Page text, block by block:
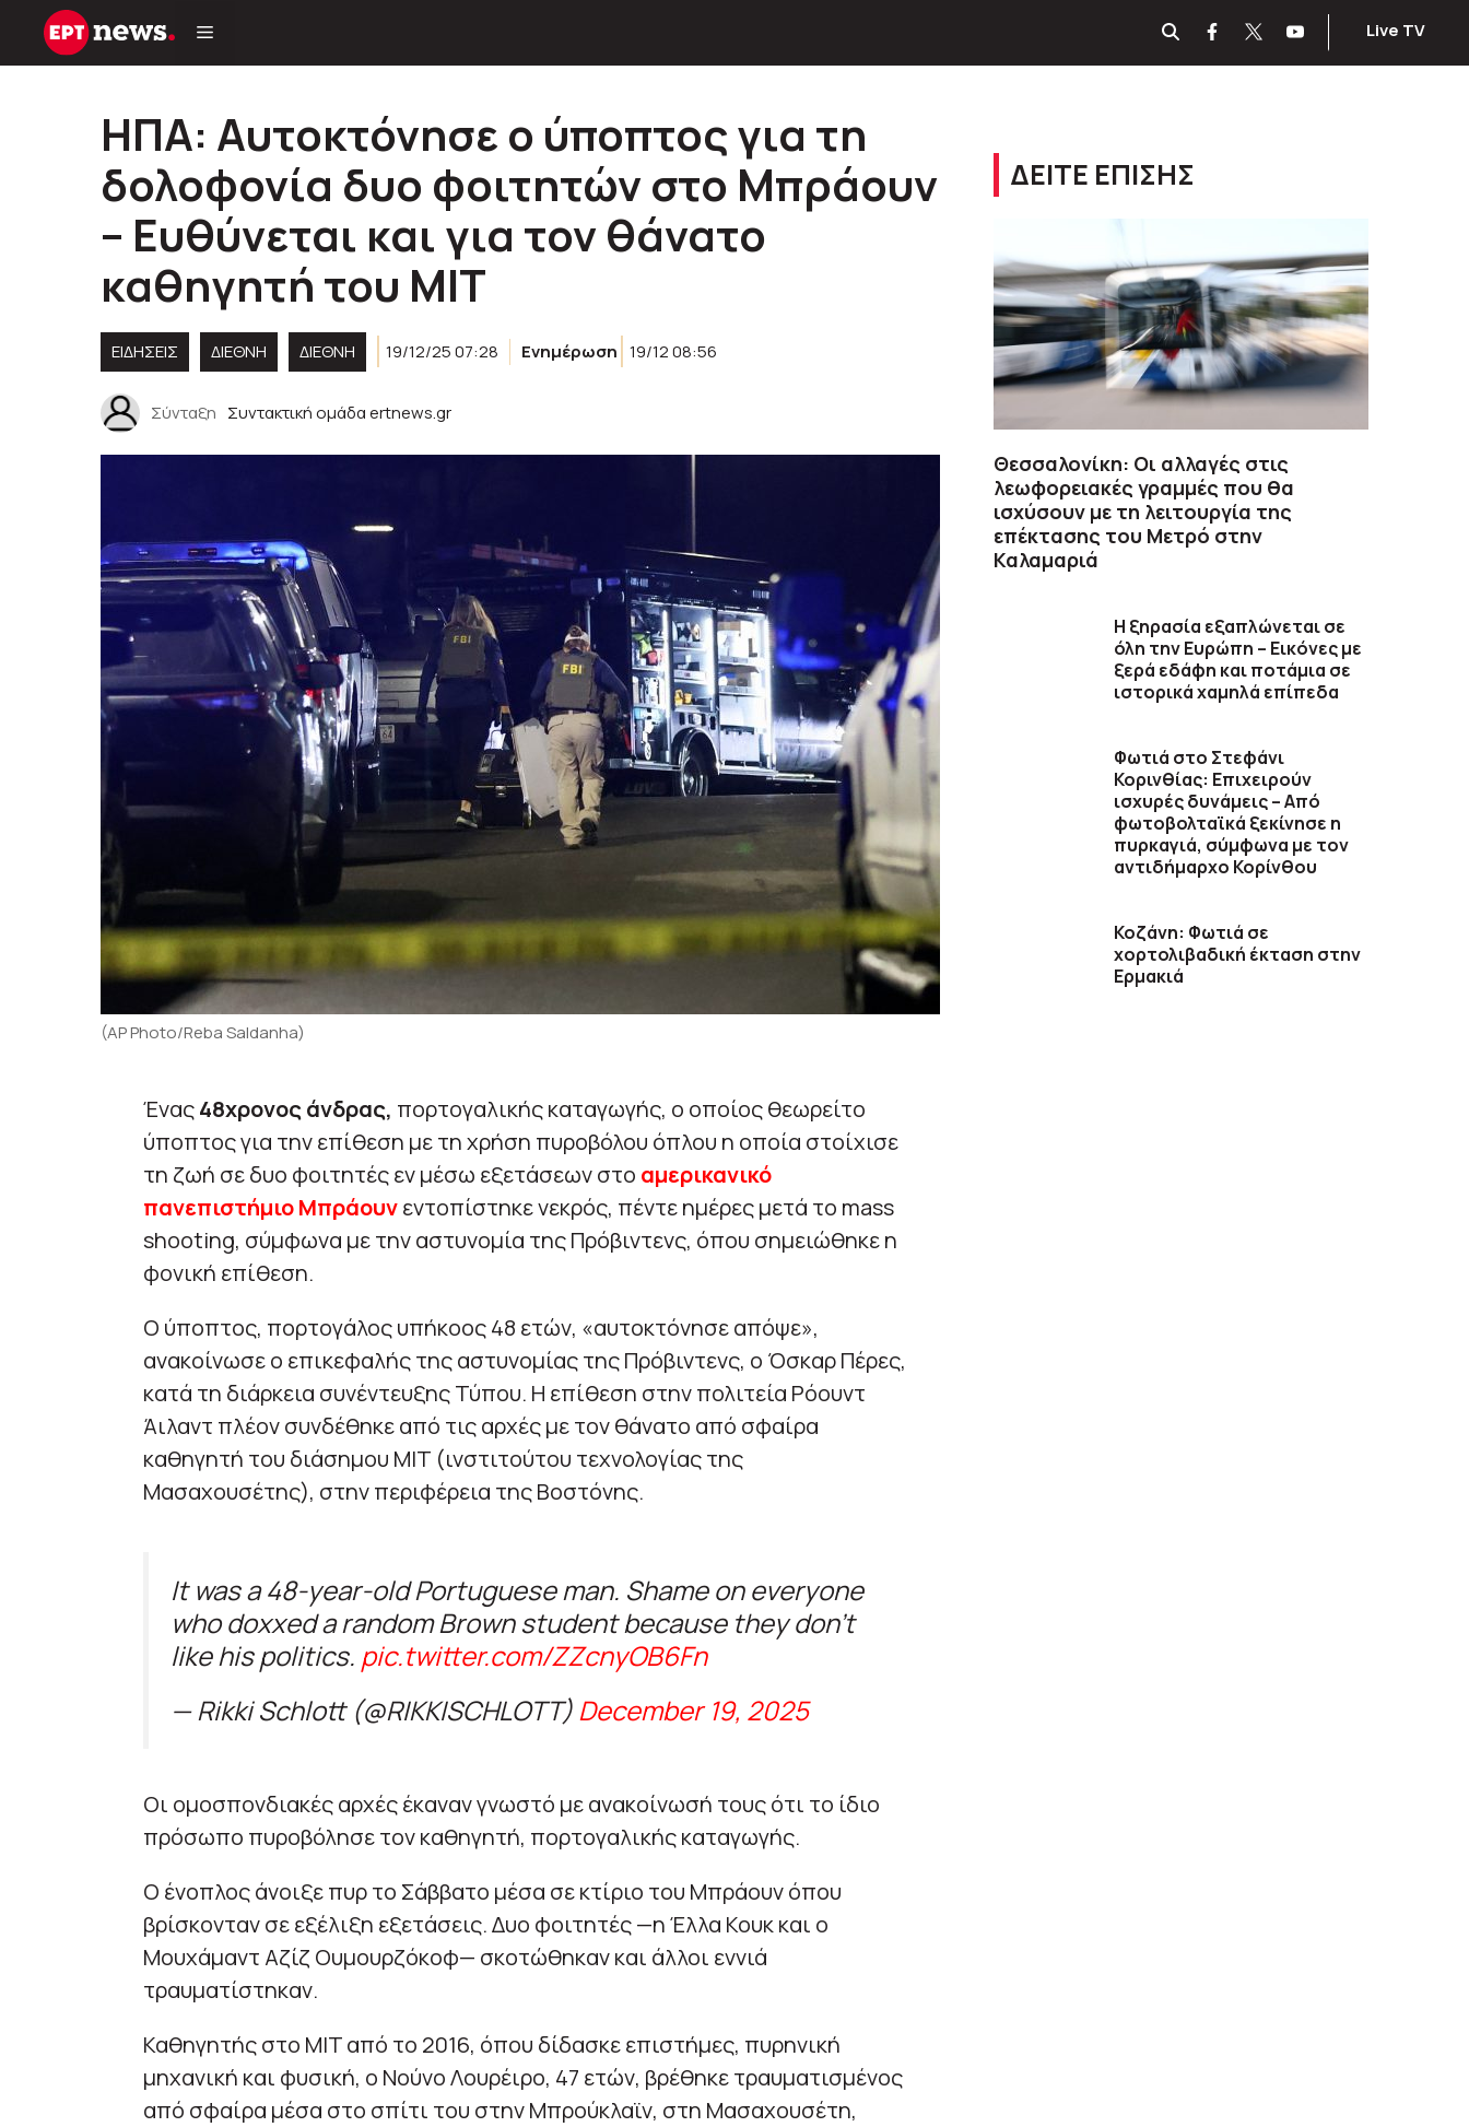
Μετάβαση
Live TV
ΗΠΑ: Αυτοκτόνησε ο ύποπτος για τη
δολοφονία δυο φοιτητών στο Μπράουν
– Eυθύνεται και για τον θάνατο
καθηγητή του ΜΙΤ
ΕΙΔΗΣΕΙΣ ΔΙΕΘΝΗ ΔΙΕΘΝΉ 19/12/25 07:28 Ενημέρωση 19/12 08:56
Σύνταξη Συντακτική ομάδα ertnews.gr
(AP Photo/Reba Saldanha)
Ένας48χρονος άνδρας, πορτογαλικής καταγωγής, ο οποίος θεωρείτο
ύποπτος για την επίθεση με τη χρήση πυροβόλου όπλου η οποία στοίχισε
τη ζωή σε δυο φοιτητές εν μέσω εξετάσεων στο αμερικανικό
πανεπιστήμιο Μπράουνεντοπίστηκε νεκρός, πέντε ημέρες μετά το mass
shooting, σύμφωνα με την αστυνομία της Πρόβιντενς, όπου σημειώθηκε η
φονική επίθεση.
Ο ύποπτος, πορτογάλος υπήκοος 48 ετών, «αυτοκτόνησε απόψε»,
ανακοίνωσε ο επικεφαλής της αστυνομίας της Πρόβιντενς, ο Όσκαρ Πέρες,
κατά τη διάρκεια συνέντευξης Τύπου. Η επίθεση στην πολιτεία Ρόουντ
Άιλαντ πλέον συνδέθηκε από τις αρχές με τον θάνατο από σφαίρα
καθηγητή του διάσημου MIT (ινστιτούτου τεχνολογίας της
Μασαχουσέτης), στην περιφέρεια της Βοστόνης.
It was a 48-year-old Portuguese man. Shame on everyone
who doxxed a random Brown student because they don’t
like his politics. pic.twitter.com/ZZcnyOB6Fn
— Rikki Schlott (@RIKKISCHLOTT)December 19, 2025
Οι ομοσπονδιακές αρχές έκαναν γνωστό με ανακοίνωσή τους ότι το ίδιο
πρόσωπο πυροβόλησε τον καθηγητή, πορτογαλικής καταγωγής.
Ο ένοπλος άνοιξε πυρ το Σάββατο μέσα σε κτίριο του Μπράουν όπου
βρίσκονταν σε εξέλιξη εξετάσεις. Δυο φοιτητές —η Έλλα Κουκ και ο
Μουχάμαντ Αζίζ Ουμουρζόκοφ— σκοτώθηκαν και άλλοι εννιά
τραυματίστηκαν.
Καθηγητής στο MIT από το 2016, όπου δίδασκε επιστήμες, πυρηνική
μηχανική και φυσική, ο Νούνο Λουρέιρο, 47 ετών, βρέθηκε τραυματισμένος
από σφαίρα μέσα στο σπίτι του στην Μπρούκλαϊν, στη Μασαχουσέτη,
ΔΕΙΤΕ ΕΠΙΣΗΣ
Θεσσαλονίκη: Οι αλλαγές στις
λεωφορειακές γραμμές που θα
ισχύσουν με τη λειτουργία της
επέκτασης του Μετρό στην
Καλαμαριά
Η ξηρασία εξαπλώνεται σε
όλη την Ευρώπη – Εικόνες με
ξερά εδάφη και ποτάμια σε
ιστορικά χαμηλά επίπεδα
Φωτιά στο Στεφάνι
Κορινθίας: Επιχειρούν
ισχυρές δυνάμεις – Από
φωτοβολταϊκά ξεκίνησε η
πυρκαγιά, σύμφωνα με τον
αντιδήμαρχο Κορίνθου
Κοζάνη: Φωτιά σε
χορτολιβαδική έκταση στην
Ερμακιά